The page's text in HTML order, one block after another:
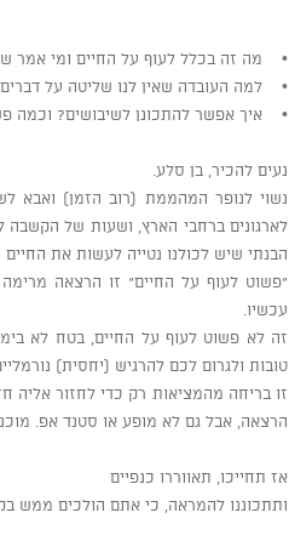
• מה זה בכלל לעוף על החיים ומי אמר
• למה העובדה שאין לנו שליטה על
• איך אפשר להתכונן לשיבושים? וכמה
נעים להכיר, בן סלע.
נשוי לנופר המהממת (רוב הזמן) ואבא
לארגונים ברחבי הארץ, ושעות של הקשבה
הבנתי שיש לכולנו נטייה לעשות את
"פשוט לעוף על החיים" זו הרצאה מרימה
עכשיו.
זה לא פשוט לעוף על החיים, בטח לא
טובות ולגרום לכם להרגיש (יחסית)
זו בריחה מהמציאות רק כדי לחזור אליה
הרצאה, אבל גם לא מופע או סטנד אפ.
אז תחייכו, תאווררו כנפיים
ותתכוננו להמראה, כי אתם הולכים ממש